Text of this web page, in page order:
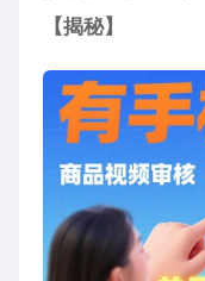
【揭秘】